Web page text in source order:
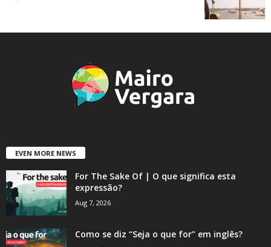
EVEN MORE NEWS
For The Sake Of | O que significa esta
expressão?
Aug 7, 2026
Como se diz “Seja o que for” em inglês?